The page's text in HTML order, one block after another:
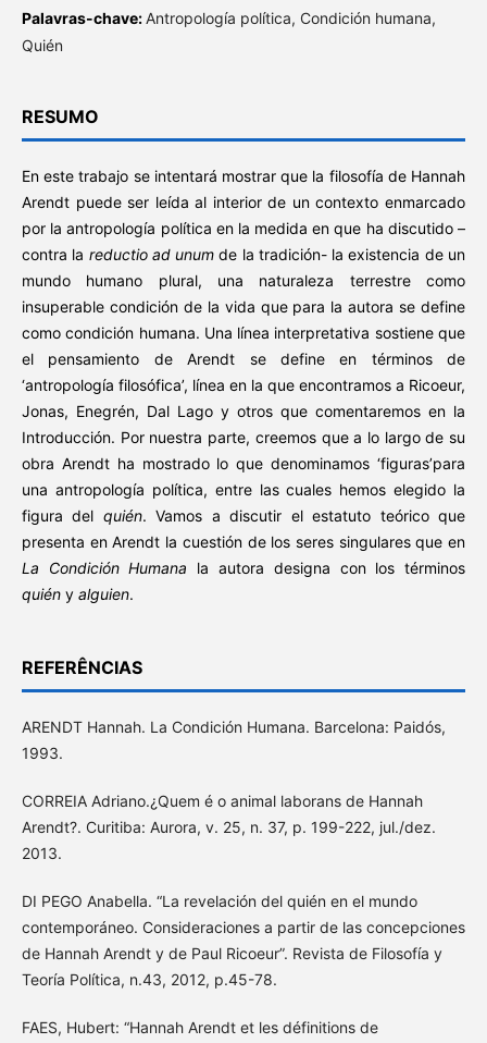
Palavras-chave:Antropología política, Condición humana,
Quién
RESUMO
En este trabajo se intentará mostrar que la filosofía de Hannah
Arendt puede ser leída al interior de un contexto enmarcado
por la antropología política en la medida en que ha discutido –
contra la reductio ad unum de la tradición- la existencia de un
mundo humano plural, una naturaleza terrestre como
insuperable condición de la vida que para la autora se define
como condición humana. Una línea interpretativa sostiene que
el pensamiento de Arendt se define en términos de
‘antropología filosófica’, línea en la que encontramos a Ricoeur,
Jonas, Enegrén, Dal Lago y otros que comentaremos en la
Introducción. Por nuestra parte, creemos que a lo largo de su
obra Arendt ha mostrado lo que denominamos ‘figuras’para
una antropología política, entre las cuales hemos elegido la
figura del quién. Vamos a discutir el estatuto teórico que
presenta en Arendt la cuestión de los seres singulares que en
La Condición Humana la autora designa con los términos
quiény alguien.
REFERÊNCIAS
ARENDT Hannah. La Condición Humana. Barcelona: Paidós,
1993.
CORREIA Adriano.¿Quem é o animal laborans de Hannah
Arendt?. Curitiba: Aurora, v. 25, n. 37, p. 199-222, jul./dez.
2013.
DI PEGO Anabella. “La revelación del quién en el mundo
contemporáneo. Consideraciones a partir de las concepciones
de Hannah Arendt y de Paul Ricoeur”. Revista de Filosofía y
Teoría Política, n.43, 2012, p.45-78.
FAES, Hubert: “Hannah Arendt et les définitions de